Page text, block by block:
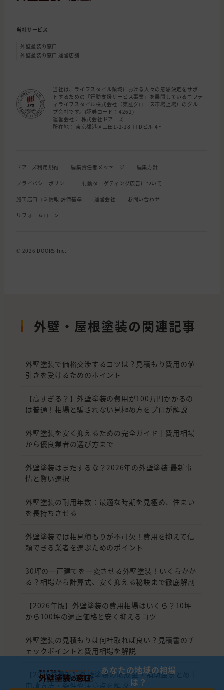
当社サービス
外壁塗装の窓口
外壁塗装の窓口 運営店舗
当社は、ライフスタイル領域における人々の意思決定をサポー
トするための「行動支援サービス事業」を展開しているニフテ
ィライフスタイル株式会社（東証グロース市場上場）のグルー
プ会社です。(証券コード：4262)
運営会社： 株式会社ドアーズ
所在地： 東京都港区三田1-2-18 TTDビル 4F
ドアーズ利用規約 編集責任者メッセージ 編集方針
プライバシーポリシー 行動ターゲティング広告について
施工店口コミ情報 評価基準 運営会社 お問い合わせ
リフォームローン
© 2026 DOORS Inc.
外壁・屋根塗装の関連記事
外壁塗装で価格交渉するコツは？見積もり費用の値
引きを受けるためのポイント
【高すぎる？】外壁塗装の費用が100万円かかるの
は普通！相場と騙されない見極め方をプロが解説
外壁塗装を安く抑えるための完全ガイド｜費用相場
から優良業者の選び方まで
外壁塗装はまだするな？2026年の外壁塗装 最新事
情と賢い選択
外壁塗装の耐用年数：最適な時期を見極め、住まい
を長持ちさせる
外壁塗装では相見積もりが不可欠！費用を抑えて信
頼できる業者を選ぶためのポイント
30坪の一戸建てを一変させる外壁塗装！いくらかか
る？相場から計算式、安く抑える秘訣まで徹底解剖
【2026年版】外壁塗装の費用相場はいくら？10坪
から100坪の適正価格と安く抑えるコツ
外壁塗装の見積もりは何社取れば良い？見積書のチ
ェックポイントと費用相場を解説
【2026年最新】外壁塗装の助成金・補助金まとめ｜
申請方法・条件や注意点を解説
あなたの地域の相場
は？